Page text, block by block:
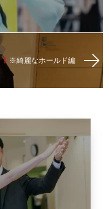
※綺麗なホールド編